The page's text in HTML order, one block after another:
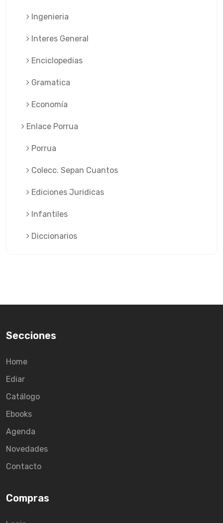
Ingenieria
Interes General
Enciclopedias
Gramatica
Economía
Enlace Porrua
Porrua
Colecc. Sepan Cuantos
Ediciones Juridicas
Infantiles
Diccionarios
Secciones
Home
Ediar
Catálogo
Ebooks
Agenda
Novedades
Contacto
Compras